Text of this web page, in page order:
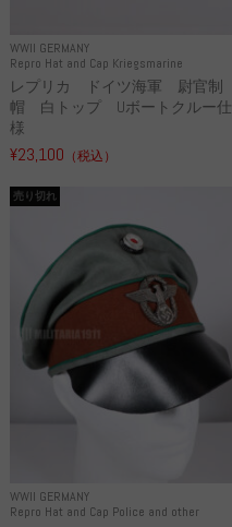
WWII GERMANY
Repro Hat and Cap Kriegsmarine
レプリカ ドイツ海軍 尉官制
帽 白トップ Uボートクルー仕
様
¥23,100 （税込）
WWII GERMANY
Repro Hat and Cap Police and other
売り切れ